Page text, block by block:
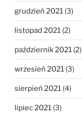
grudzień 2021 (3)
listopad 2021 (2)
październik 2021 (2)
wrzesień 2021 (3)
sierpień 2021 (4)
lipiec 2021 (3)